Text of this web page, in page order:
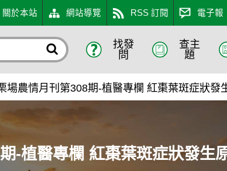
斑症狀發生原因 - 農
關於本站 網站導覽 RSS 訂閱 電子報
找發
問
查主
題
場農情月刊第308期-植醫專欄 紅棗葉斑症狀發
-植醫專欄 紅棗葉斑症狀發生